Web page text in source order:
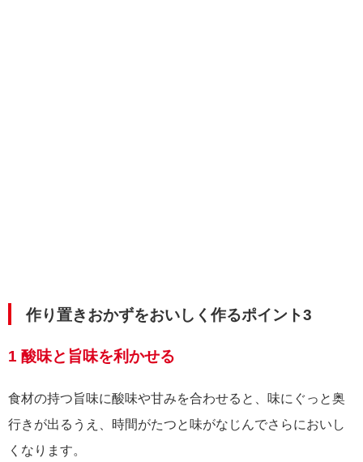
作り置きおかずをおいしく作るポイント3
1 酸味と旨味を利かせる
食材の持つ旨味に酸味や甘みを合わせると、味にぐっと奥
行きが出るうえ、時間がたつと味がなじんでさらにおいし
くなります。